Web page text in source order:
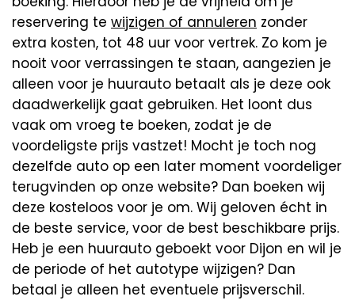
reservering te wijzigen of annuleren zonder
extra kosten, tot 48 uur voor vertrek. Zo kom je
nooit voor verrassingen te staan, aangezien je
alleen voor je huurauto betaalt als je deze ook
daadwerkelijk gaat gebruiken. Het loont dus
vaak om vroeg te boeken, zodat je de
voordeligste prijs vastzet! Mocht je toch nog
dezelfde auto op een later moment voordeliger
terugvinden op onze website? Dan boeken wij
deze kosteloos voor je om. Wij geloven écht in
de beste service, voor de best beschikbare prijs.
Heb je een huurauto geboekt voor Dijon en wil je
de periode of het autotype wijzigen? Dan
betaal je alleen het eventuele prijsverschil.